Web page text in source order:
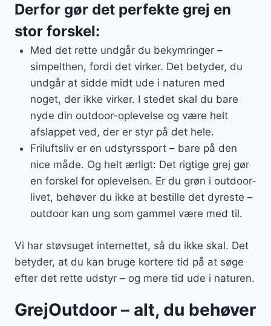
Derfor gør det perfekte grej en
stor forskel:
Med det rette undgår du bekymringer –
simpelthen, fordi det virker. Det betyder, du
undgår at sidde midt ude i naturen med
noget, der ikke virker. I stedet skal du bare
nyde din outdoor-oplevelse og være helt
afslappet ved, der er styr på det hele.
Friluftsliv er en udstyrssport – bare på den
nice måde. Og helt ærligt: Det rigtige grej gør
en forskel for oplevelsen. Er du grøn i outdoor-
livet, behøver du ikke at bestille det dyreste –
outdoor kan ung som gammel være med til.
Vi har støvsuget internettet, så du ikke skal. Det
betyder, at du kan bruge kortere tid på at søge
efter det rette udstyr – og mere tid ude i naturen.
GrejOutdoor – alt, du behøver